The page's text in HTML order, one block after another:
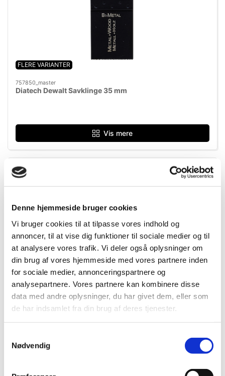
Denne hjemmeside bruger cookies
Vi bruger cookies til at tilpasse vores indhold og
annoncer, til at vise dig funktioner til sociale medier og til
at analysere vores trafik. Vi deler også oplysninger om
din brug af vores hjemmeside med vores partnere inden
for sociale medier, annonceringspartnere og
analysepartnere. Vores partnere kan kombinere disse
data med andre oplysninger, du har givet dem, eller som
de har indsamlet fra din brug af deres tjenester.
Nødvendig
FLERE VARIANTER
757850_master
Diatech Dewalt Savklinge 35 mm
Vis mere
FLERE VARIANTER
757840_master